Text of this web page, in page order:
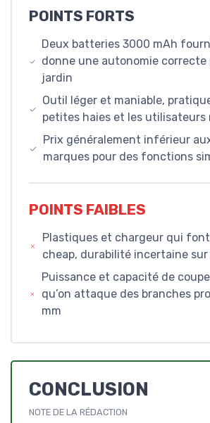
POINTS FORTS
Deux batteries 3000 mAh
donne une autonomie
jardin
Outil léger et maniable,
petites haies et les
Prix généralement inférieur
marques pour des fonctions
POINTS FAIBLES
Plastiques et chargeur qui
cheap, durabilité incertaine
Puissance et capacité de
qu’on attaque des branches
mm
CONCLUSION
NOTE DE LA RÉDACTION